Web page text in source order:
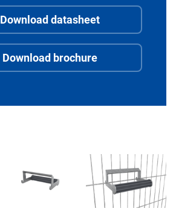
Download datasheet
Download brochure